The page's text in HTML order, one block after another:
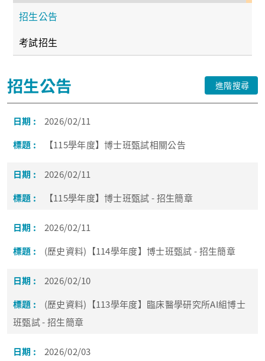
招生公告
考試招生
招生公告 進階搜尋
2026/02/11
【115學年度】博士班甄試相關公告
2026/02/11
【115學年度】博士班甄試 - 招生簡章
2026/02/11
(歷史資料)【114學年度】博士班甄試 - 招生簡章
2026/02/10
(歷史資料)【113學年度】臨床醫學研究所AI組博士
班甄試 - 招生簡章
2026/02/03